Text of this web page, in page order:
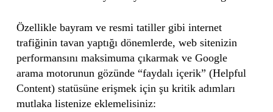
Özellikle bayram ve resmi tatiller gibi internet
trafiğinin tavan yaptığı dönemlerde, web sitenizin
performansını maksimuma çıkarmak ve Google
arama motorunun gözünde “faydalı içerik” (Helpful
Content) statüsüne erişmek için şu kritik adımları
mutlaka listenize eklemelisiniz: